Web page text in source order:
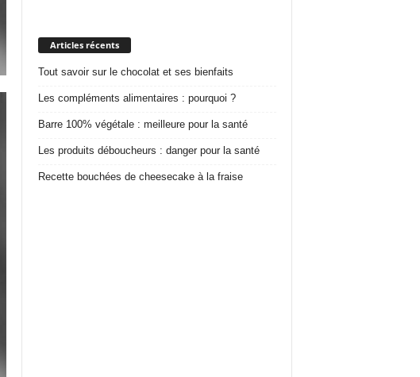
Articles récents
Tout savoir sur le chocolat et ses bienfaits
Les compléments alimentaires : pourquoi ?
Barre 100% végétale : meilleure pour la santé
Les produits déboucheurs : danger pour la santé
Recette bouchées de cheesecake à la fraise